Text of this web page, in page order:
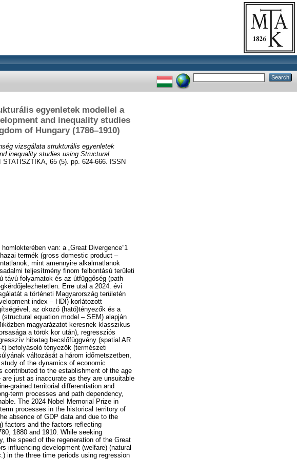
egyenletek modellel a
and inequality studies
of Hungary (1786–1910)
vizsgálata strukturális egyenletek
inequality studies using Structural
STATISZTIKA, 65 (5). pp. 624-666. ISSN
van: a „Great Divergence”1
termék (gross domestic product –
mint amennyire alkalmatlanok
teljesítmény finom felbontású területi
távú folyamatok és az útfüggőség (path
Erre utal a 2024. évi
a történeti Magyarország területén
index – HDI) korlátozott
az okozó (ható)tényezők és a
equation model – SEM) alapján
magyarázatot keresnek klasszikus
a török kor után), regressziós
hibatag becslőfüggvény (spatial AR
befolyásoló tényezők (természeti
változását a három időmetszetben,
of the dynamics of economic
contributed to the establishment of the age
just as inaccurate as they are unsuitable
grained territorial differentiation and
term processes and path dependency,
The 2024 Nobel Memorial Prize in
processes in the historical territory of
absence of GDP data and due to the
factors and the factors reflecting
1880 and 1910. While seeking
the speed of the regeneration of the Great
influencing development (welfare) (natural
in the three time periods using regression